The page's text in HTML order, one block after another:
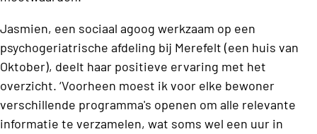
Jasmien, een sociaal agoog werkzaam op een
psychogeriatrische afdeling bij Merefelt (een huis van
Oktober), deelt haar positieve ervaring met het
overzicht. ‘Voorheen moest ik voor elke bewoner
verschillende programma's openen om alle relevante
informatie te verzamelen, wat soms wel een uur in